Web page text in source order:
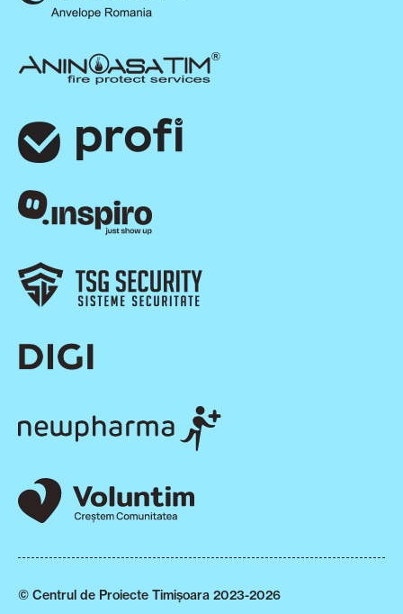
© Centrul de Proiecte Timișoara 2023-2026